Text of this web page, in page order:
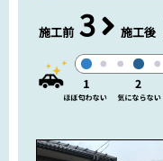
施工前 3 施工後